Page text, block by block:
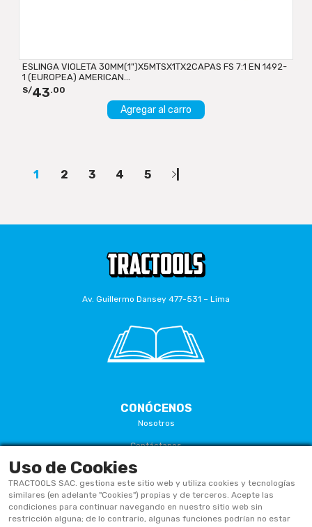
ESLINGA VIOLETA 30MM(1")X5MTSX1TX2CAPAS FS 7:1 EN 1492-
1 (EUROPEA) AMERICAN...
S/43.00
Agregar al carro
1 2 3 4 5 |
Av. Guillermo Dansey 477-531 – Lima
CONÓCENOS
Nosotros
Contáctanos
Términos Y Condiciones
Políticas De Privacidad
Políticas De Cookies
Uso de Cookies
TRACTOOLS SAC. gestiona este sitio web y utiliza cookies y tecnologías
similares (en adelante "Cookies") propias y de terceros. Acepte las
condiciones para continuar navegando en nuestro sitio web sin
restricción alguna; de lo contrario, algunas funciones podrían no estar